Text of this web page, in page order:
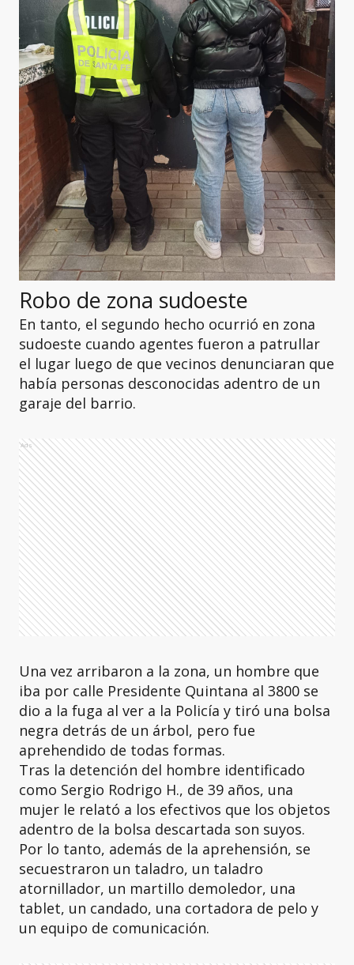
Robo de zona sudoeste
En tanto, el segundo hecho ocurrió en zona
sudoeste cuando agentes fueron a patrullar
el lugar luego de que vecinos denunciaran que
había personas desconocidas adentro de un
garaje del barrio.
Ads
Una vez arribaron a la zona, un hombre que
iba por calle Presidente Quintana al 3800 se
dio a la fuga al ver a la Policía y tiró una bolsa
negra detrás de un árbol, pero fue
aprehendido de todas formas.
Tras la detención del hombre identificado
como Sergio Rodrigo H., de 39 años, una
mujer le relató a los efectivos que los objetos
adentro de la bolsa descartada son suyos.
Por lo tanto, además de la aprehensión, se
secuestraron un taladro, un taladro
atornillador, un martillo demoledor, una
tablet, un candado, una cortadora de pelo y
un equipo de comunicación.